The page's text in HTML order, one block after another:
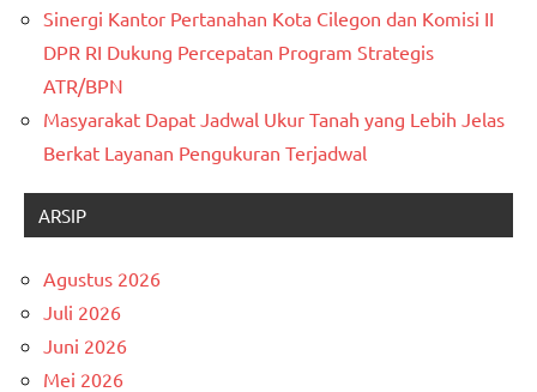
Sinergi Kantor Pertanahan Kota Cilegon dan Komisi II
DPR RI Dukung Percepatan Program Strategis
ATR/BPN
Masyarakat Dapat Jadwal Ukur Tanah yang Lebih Jelas
Berkat Layanan Pengukuran Terjadwal
ARSIP
Agustus 2026
Juli 2026
Juni 2026
Mei 2026